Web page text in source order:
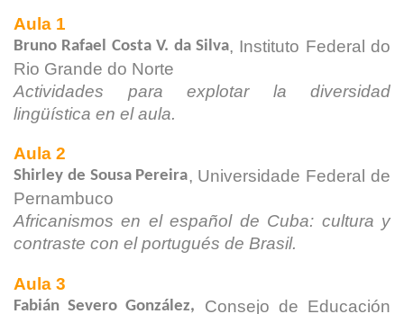
Aula 1
Bruno Rafael Costa V. da Silva, Instituto Federal do
Rio Grande do Norte
Actividades para explotar la diversidad
lingüística en el aula.
Aula 2
Shirley de Sousa Pereira, Universidade Federal de
Pernambuco
Africanismos en el español de Cuba: cultura y
contraste con elportugués de Brasil.
Aula 3
Fabián Severo González, Consejo de Educación